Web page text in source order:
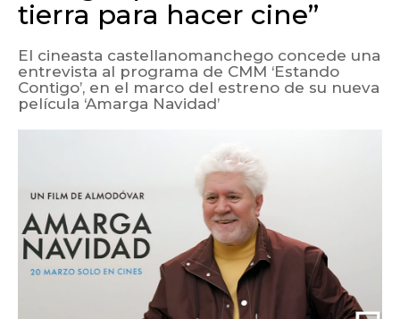
tierra para hacer cine”
El cineasta castellanomanchego concede una
entrevista al programa de CMM ‘Estando
Contigo’, en el marco del estreno de su nueva
película ‘Amarga Navidad’